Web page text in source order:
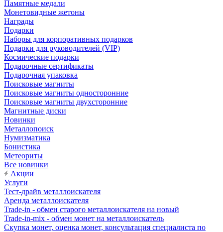
Памятные медали
Монетовидные жетоны
Награды
Подарки
Наборы для корпоративных подарков
Подарки для руководителей (VIP)
Космические подарки
Подарочные сертификаты
Подарочная упаковка
Поисковые магниты
Поисковые магниты односторонние
Поисковые магниты двухсторонние
Магнитные диски
Новинки
Металлопоиск
Нумизматика
Бонистика
Метеориты
Все новинки
Акции
Услуги
Тест-драйв металлоискателя
Аренда металлоискателя
Trade-in - обмен старого металлоискателя на новый
Trade-in-mix - обмен монет на металлоискатель
Скупка монет, оценка монет, консультация специалиста по